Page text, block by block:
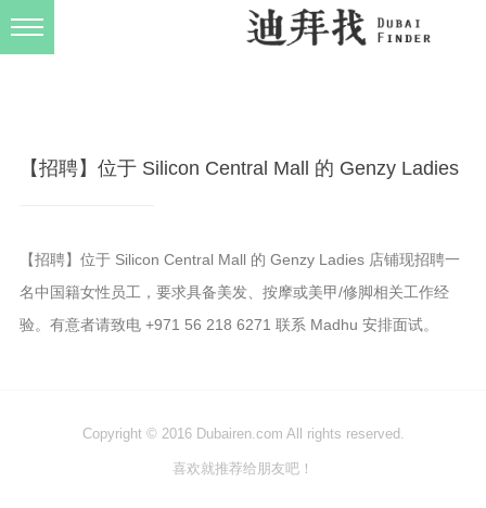
【招聘】位于 Silicon Central Mall 的 Genzy Ladies
【招聘】位于 Silicon Central Mall 的 Genzy Ladies 店铺现招聘一
名中国籍女性员工，要求具备美发、按摩或美甲/修脚相关工作经
验。有意者请致电 +971 56 218 6271 联系 Madhu 安排面试。
Copyright © 2016 Dubairen.com All rights reserved.
喜欢就推荐给朋友吧！